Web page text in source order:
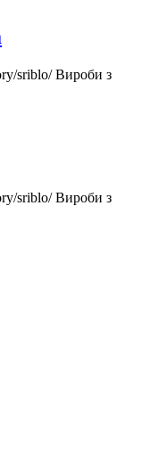
sriblo/Вироби з
sriblo/Вироби з